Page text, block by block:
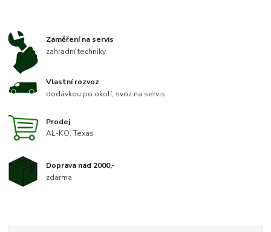
Zaměření na servis
zahradní techniky
Vlastní rozvoz
dodávkou po okolí, svoz na servis
Prodej
AL-KO, Texas
Doprava nad 2000,-
zdarma